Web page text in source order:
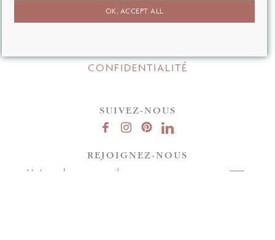
CGV
CONFIDENTIALITÉ
SUIVEZ-NOUS
REJOIGNEZ-NOUS
OK, ACCEPT ALL